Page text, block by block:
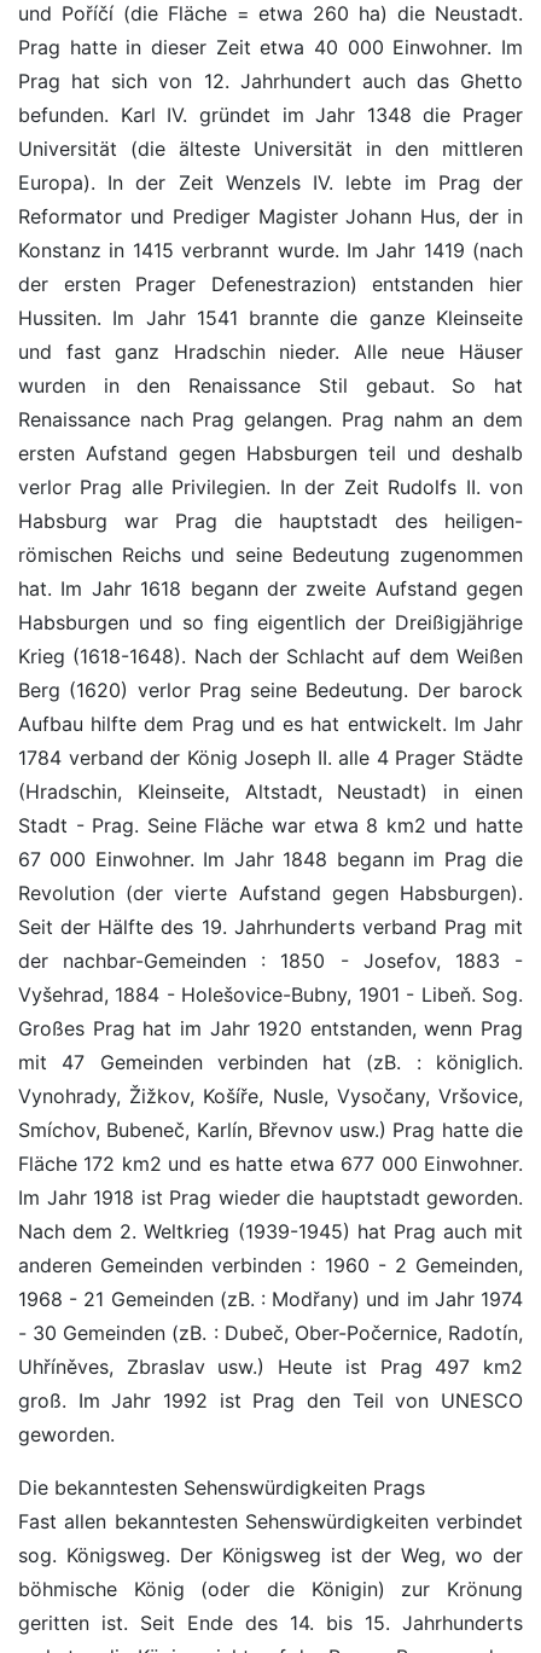
und Poříčí (die Fläche = etwa 260 ha) die Neustadt.
Prag hatte in dieser Zeit etwa 40 000 Einwohner. Im
Prag hat sich von 12. Jahrhundert auch das Ghetto
befunden. Karl IV. gründet im Jahr 1348 die Prager
Universität (die älteste Universität in den mittleren
Europa). In der Zeit Wenzels IV. lebte im Prag der
Reformator und Prediger Magister Johann Hus, der in
Konstanz in 1415 verbrannt wurde. Im Jahr 1419 (nach
der ersten Prager Defenestrazion) entstanden hier
Hussiten. Im Jahr 1541 brannte die ganze Kleinseite
und fast ganz Hradschin nieder. Alle neue Häuser
wurden in den Renaissance Stil gebaut. So hat
Renaissance nach Prag gelangen. Prag nahm an dem
ersten Aufstand gegen Habsburgen teil und deshalb
verlor Prag alle Privilegien. In der Zeit Rudolfs II. von
Habsburg war Prag die hauptstadt des heiligen-
römischen Reichs und seine Bedeutung zugenommen
hat. Im Jahr 1618 begann der zweite Aufstand gegen
Habsburgen und so fing eigentlich der Dreißigjährige
Krieg (1618-1648). Nach der Schlacht auf dem Weißen
Berg (1620) verlor Prag seine Bedeutung. Der barock
Aufbau hilfte dem Prag und es hat entwickelt. Im Jahr
1784 verband der König Joseph II. alle 4 Prager Städte
(Hradschin, Kleinseite, Altstadt, Neustadt) in einen
Stadt - Prag. Seine Fläche war etwa 8 km2 und hatte
67 000 Einwohner. Im Jahr 1848 begann im Prag die
Revolution (der vierte Aufstand gegen Habsburgen).
Seit der Hälfte des 19. Jahrhunderts verband Prag mit
der nachbar-Gemeinden : 1850 - Josefov, 1883 -
Vyšehrad, 1884 - Holešovice-Bubny, 1901 - Libeň. Sog.
Großes Prag hat im Jahr 1920 entstanden, wenn Prag
mit 47 Gemeinden verbinden hat (zB. : königlich.
Vynohrady, Žižkov, Košíře, Nusle, Vysočany, Vršovice,
Smíchov, Bubeneč, Karlín, Břevnov usw.) Prag hatte die
Fläche 172 km2 und es hatte etwa 677 000 Einwohner.
Im Jahr 1918 ist Prag wieder die hauptstadt geworden.
Nach dem 2. Weltkrieg (1939-1945) hat Prag auch mit
anderen Gemeinden verbinden : 1960 - 2 Gemeinden,
1968 - 21 Gemeinden (zB. : Modřany) und im Jahr 1974
- 30 Gemeinden (zB. : Dubeč, Ober-Počernice, Radotín,
Uhříněves, Zbraslav usw.) Heute ist Prag 497 km2
groß. Im Jahr 1992 ist Prag den Teil von UNESCO
geworden.
Die bekanntesten Sehenswürdigkeiten Prags
Fast allen bekanntesten Sehenswürdigkeiten verbindet
sog. Königsweg. Der Königsweg ist der Weg, wo der
böhmische König (oder die Königin) zur Krönung
geritten ist. Seit Ende des 14. bis 15. Jahrhunderts